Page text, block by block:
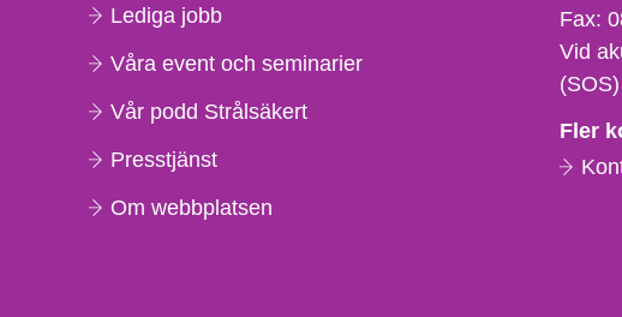
Lediga jobb
Våra event och seminarier
Vår podd Strålsäkert
Presstjänst
Om webbplatsen
fax
och
e-
Fax:
Vid
(SOS)
Fler